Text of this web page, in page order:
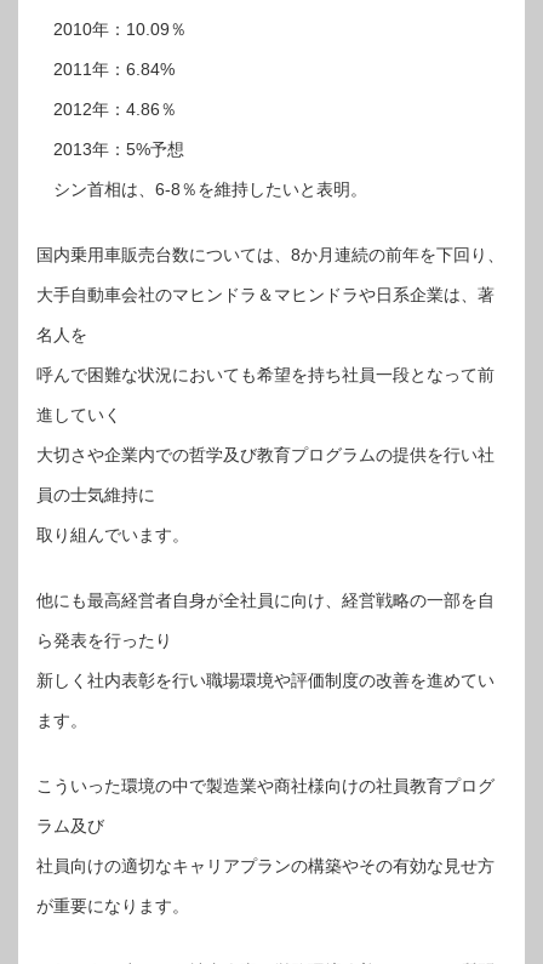
2010年：10.09％
2011年：6.84%
2012年：4.86％
2013年：5%予想
シン首相は、6-8％を維持したいと表明。
国内乗用車販売台数については、8か月連続の前年を下回り、
大手自動車会社のマヒンドラ＆マヒンドラや日系企業は、著
名人を
呼んで困難な状況においても希望を持ち社員一段となって前
進していく
大切さや企業内での哲学及び教育プログラムの提供を行い社
員の士気維持に
取り組んでいます。
他にも最高経営者自身が全社員に向け、経営戦略の一部を自
ら発表を行ったり
新しく社内表彰を行い職場環境や評価制度の改善を進めてい
ます。
こういった環境の中で製造業や商社様向けの社員教育プログ
ラム及び
社員向けの適切なキャリアプランの構築やその有効な見せ方
が重要になります。